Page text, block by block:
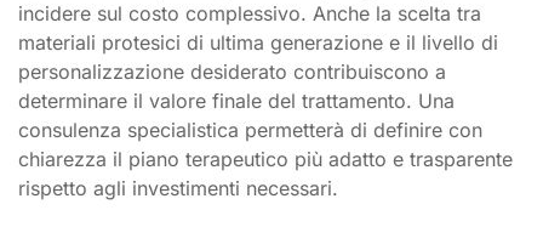
incidere sul costo complessivo. Anche la scelta tra
materiali protesici di ultima generazione e il livello di
personalizzazione desiderato contribuiscono a
determinare il valore finale del trattamento. Una
consulenza specialistica permetterà di definire con
chiarezza il piano terapeutico più adatto e trasparente
rispetto agli investimenti necessari.